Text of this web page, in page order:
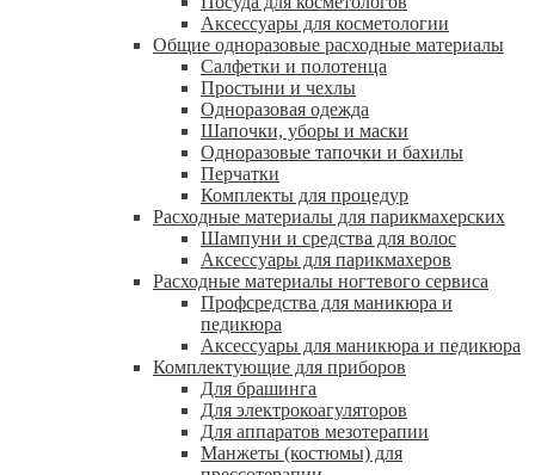
Аксессуары для косметологии
Общие одноразовые расходные материалы
Салфетки и полотенца
Простыни и чехлы
Одноразовая одежда
Шапочки, уборы и маски
Одноразовые тапочки и бахилы
Перчатки
Комплекты для процедур
Расходные материалы для парикмахерских
Шампуни и средства для волос
Аксессуары для парикмахеров
Расходные материалы ногтевого сервиса
Профсредства для маникюра и
педикюра
Аксессуары для маникюра и педикюра
Комплектующие для приборов
Для брашинга
Для электрокоагуляторов
Для аппаратов мезотерапии
Манжеты (костюмы) для